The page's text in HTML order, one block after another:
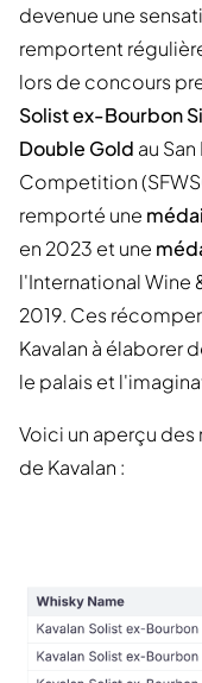
devenue une
remportent
lors de concours
Solist ex-Bourbon
Double Gold au
Competition
remporté une
en 2023 et une
l'International Wine
2019. Ces
Kavalan à élaborer
le palais et
Voici un aperçu
de Kavalan :